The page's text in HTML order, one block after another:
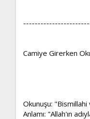
Camiye Girerken
Okunuşu:
Anlamı: "Allah'ın